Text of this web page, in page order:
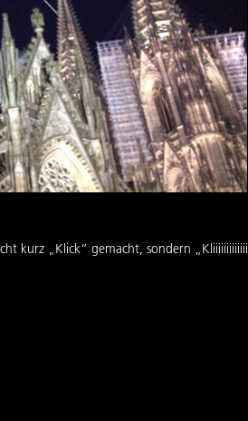
kurz „Klick“ gemacht, sondern